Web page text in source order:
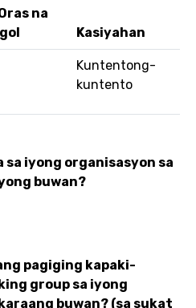
na
Kasiyahan
Kuntentong-
kuntento
sa iyong organisasyon sa
buwan?
pagiging kapaki-
group sa iyong
buwan? (sa sukat